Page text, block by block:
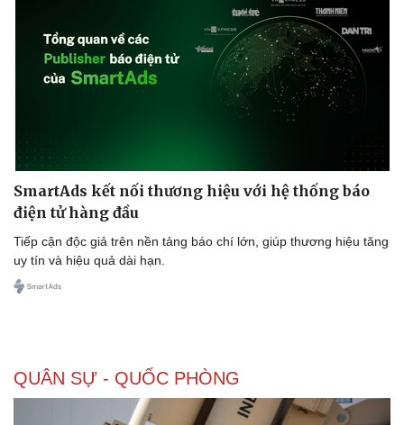
eSports
Hậu trường
Tư vấn
SmartAds kết nối thương hiệu với hệ thống báo
điện tử hàng đầu
Tiếp cận độc giả trên nền tảng báo chí lớn, giúp thương hiệu tăng
uy tín và hiệu quả dài hạn.
QUÂN SỰ - QUỐC PHÒNG